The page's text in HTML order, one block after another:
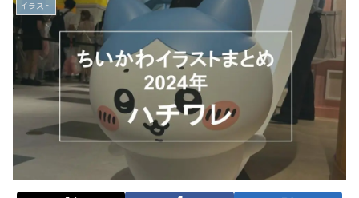
イラスト